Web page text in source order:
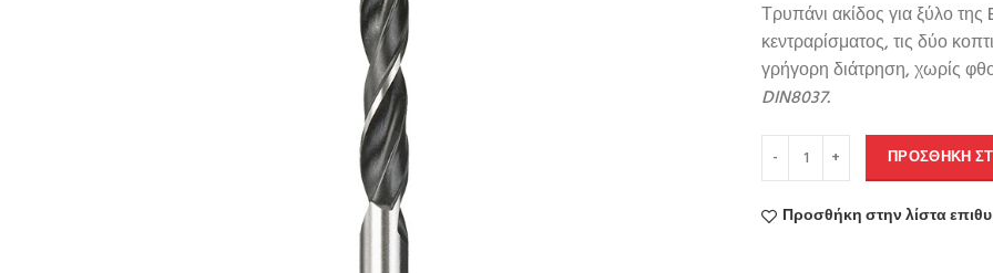
Τρυπάνι ακίδος για ξύλο
κεντραρίσματος, τις δύο
γρήγορη διάτρηση, χωρίς
DIN8037.
ΠΡΟΣΘΉΚΗ
Προσθήκη στην λίστα